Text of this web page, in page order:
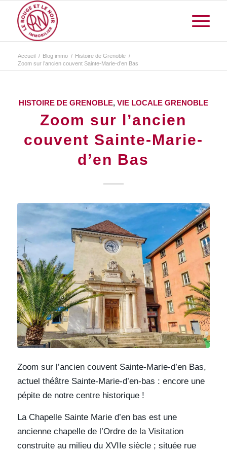
Accueil / Blog immo / Histoire de Grenoble /
Zoom sur l’ancien couvent Sainte-Marie-d’en Bas
HISTOIRE DE GRENOBLE, VIE LOCALE GRENOBLE
Zoom sur l’ancien
couvent Sainte-Marie-
d’en Bas
Zoom sur l’ancien couvent Sainte-Marie-d’en Bas,
actuel théâtre Sainte-Marie-d’en-bas : encore une
pépite de notre centre historique !
La Chapelle Sainte Marie d’en bas est une
ancienne chapelle de l’Ordre de la Visitation
construite au milieu du XVIIe siècle ; située rue